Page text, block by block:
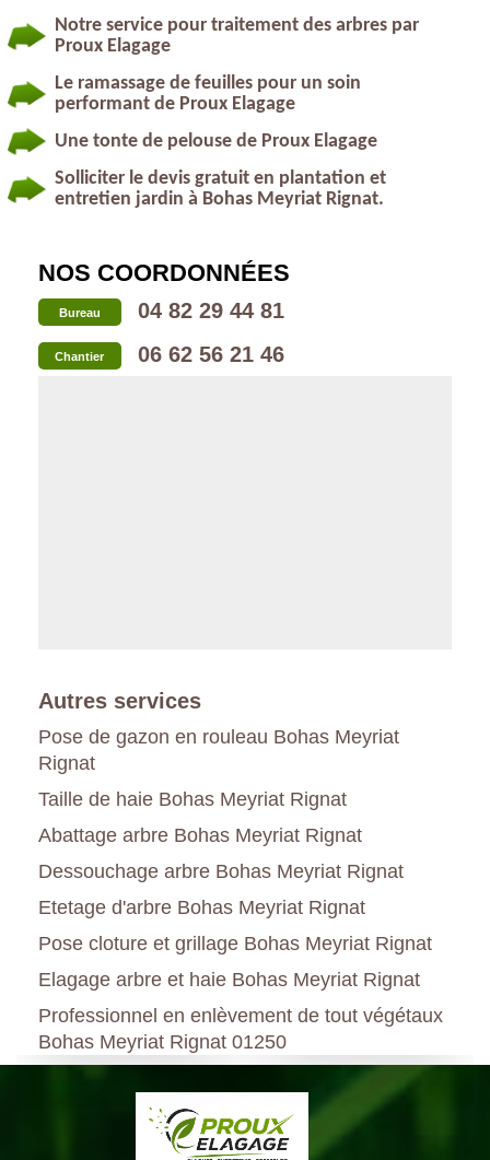
Notre service pour traitement des arbres par
Proux Elagage
Le ramassage de feuilles pour un soin
performant de Proux Elagage
Une tonte de pelouse de Proux Elagage
Solliciter le devis gratuit en plantation et
entretien jardin à Bohas Meyriat Rignat.
NOS COORDONNÉES
Bureau 04 82 29 44 81
Chantier 06 62 56 21 46
Autres services
Pose de gazon en rouleau Bohas Meyriat
Rignat
Taille de haie Bohas Meyriat Rignat
Abattage arbre Bohas Meyriat Rignat
Dessouchage arbre Bohas Meyriat Rignat
Etetage d'arbre Bohas Meyriat Rignat
Pose cloture et grillage Bohas Meyriat Rignat
Elagage arbre et haie Bohas Meyriat Rignat
Professionnel en enlèvement de tout végétaux
Bohas Meyriat Rignat 01250